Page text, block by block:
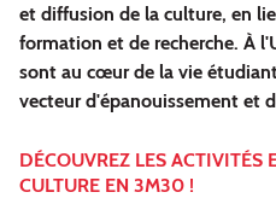
et diffusion de la culture, en
formation et de recherche. À
sont au cœur de la vie
vecteur d'épanouissement et
DÉCOUVREZ LES ACTIVITÉS
CULTURE EN 3M30 !